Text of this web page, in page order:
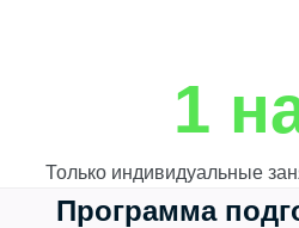
1
Только индивидуальные
Программа